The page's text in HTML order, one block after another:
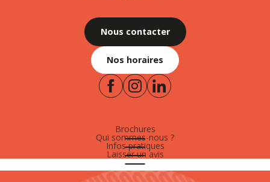
Nous contacter
Nos horaires
Brochures
Qui sommes-nous ?
Infos pratiques
Laisser un avis